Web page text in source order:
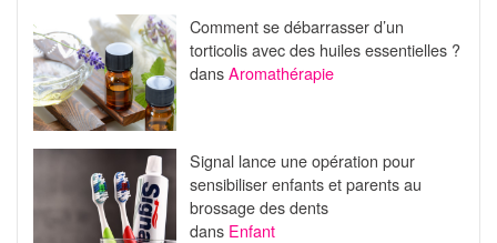
Comment se débarrasser d’un
torticolis avec des huiles essentielles ?
dansAromathérapie
Signal lance une opération pour
sensibiliser enfants et parents au
brossage des dents
dans Enfant